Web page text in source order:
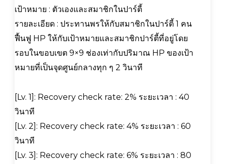
เป้าหมาย : ตัวเองและสมาชิกในปาร์ตี้
รายละเอียด : ประทานพรให้กับสมาชิกในปาร์ตี้ 1 คน
ฟื้นฟู HP ให้กับเป้าหมายและสมาชิกปาร์ตี้ที่อยู่โดย
รอบในขอบเขต 9×9 ช่องเท่ากับปริมาณ HP ของเป้า
หมายที่เป็นจุดศูนย์กลางทุก ๆ 2 วินาที
[Lv. 1]: Recovery check rate: 2% ระยะเวลา : 40
วินาที
[Lv. 2]: Recovery check rate: 4% ระยะเวลา : 60
วินาที
[Lv. 3]: Recovery check rate: 6% ระยะเวลา : 80